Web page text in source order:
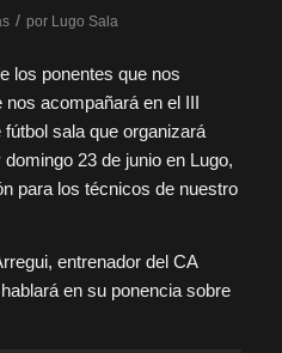
/ por Lugo Sala
los ponentes que nos
acompañará en el III
sala que organizará
23 de junio en Lugo,
para los técnicos de nuestro
entrenador del CA
en su ponencia sobre